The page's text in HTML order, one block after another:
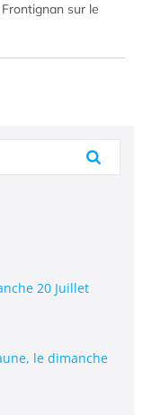
sur le
20 Juillet
le dimanche